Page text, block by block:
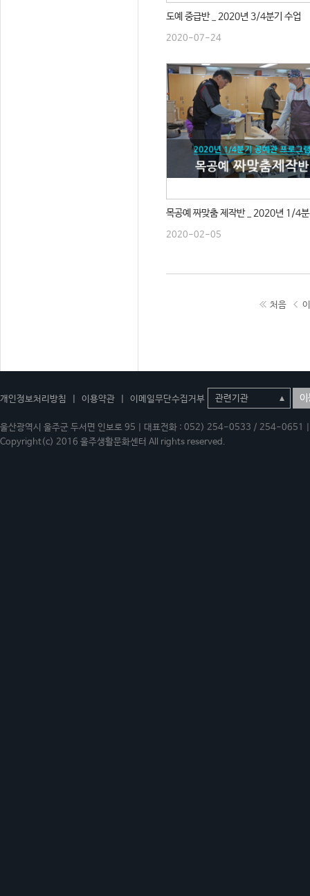
도예 중급반 _ 2020년 3/4분기 수업
2020-07-24
목공예 짜맞춤 제작반 _ 2020년 1/4
2020-02-05
처음
개인정보처리방침 이용약관 이메일무단수집거부 이
울산광역시 울주군 두서면 인보로 95 | 대표전화 : 052) 254-0533 / 254-
Copyright(c) 2016 울주생활문화센터 All rights reserved.